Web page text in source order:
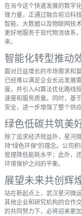
在当今这个快速发展的数字
锋力量，正通过融合前沿科
智能、大数据以及物联网技
更好地服务于现代物流体系
来。
智能化转型推动
面对日益增长的市场需求和
已经难以满足企业长远发展
度，并引入AI算法优化路线
速度和服务质量。同时，基
安全，进一步增强了整个供
绿色低碳共筑美
除了追求经济效益外，星河
持“绿色环保”的理念。公司
管理降低能耗水平；此外，
环境保护之间的平衡。
展望未来共创辉
站在新起点上，武汉星河微
其他企业和研究机构的合作
的共同努力下，必将迎来更